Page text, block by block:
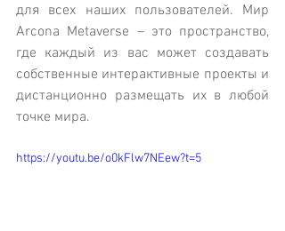
для всех наших пользователей. Мир
Arcona Metaverse – это пространство,
где каждый из вас может создавать
собственные интерактивные проекты и
дистанционно размещать их в любой
точке мира.
https://youtu.be/o0kFlw7NEew?t=5